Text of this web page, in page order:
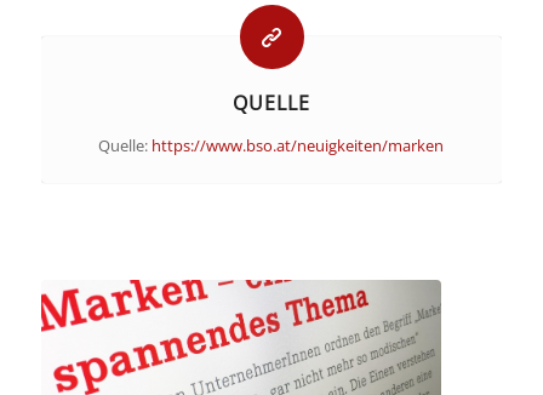
QUELLE
Quelle: https://www.bso.at/neuigkeiten/marken